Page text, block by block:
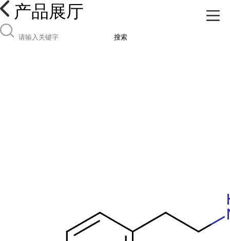
产品展厅
搜索